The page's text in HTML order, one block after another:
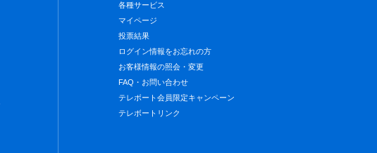
各種サービス
マイページ
投票結果
ログイン情報をお忘れの方
お客様情報の照会・変更
FAQ・お問い合わせ
テレボート会員限定キャンペーン
テレボートリンク